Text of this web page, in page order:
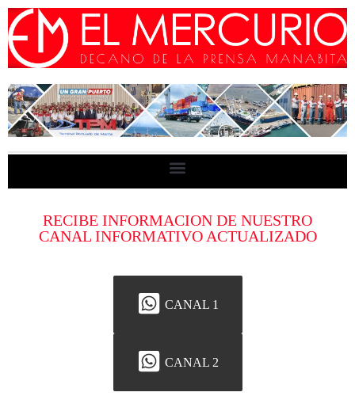
RECIBE INFORMACION DE NUESTRO
CANAL INFORMATIVO ACTUALIZADO
CANAL 1
CANAL 2